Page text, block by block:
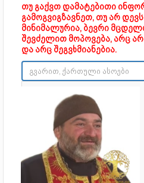
თუ გაქვთ დამატებითი
გამოგვიგზავნეთ, თუ არ
მინიმალურია, ბევრი
შევძელით მოპოვება, არც
და არც შეგვხმიანებია.